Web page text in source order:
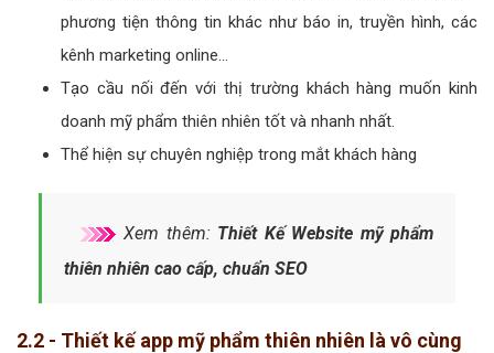
phương tiện thông tin khác như báo in, truyền hình, các
kênh marketing online…
Tạo cầu nối đến với thị trường khách hàng muốn kinh
doanh mỹ phẩm thiên nhiên tốt và nhanh nhất.
Thể hiện sự chuyên nghiệp trong mắt khách hàng
Xem thêm: Thiết Kế Website mỹ phẩm
thiên nhiên cao cấp, chuẩn SEO
2.2 - Thiết kế app mỹ phẩm thiên nhiên là vô cùng